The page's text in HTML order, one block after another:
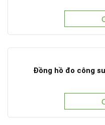
Đồng hồ đo công